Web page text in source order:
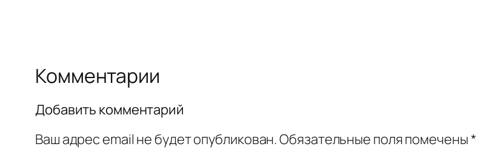
Комментарии
Добавить комментарий
Ваш адрес email не будет опубликован.Обязательные поля помечены*